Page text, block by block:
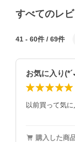
すべてのレ
41 - 60件 / 69件
お気に入り
以前買って気
購入した商